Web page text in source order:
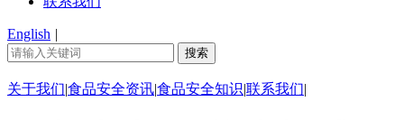
English |
关于我们|食品安全资讯|食品安全知识|联系我们|